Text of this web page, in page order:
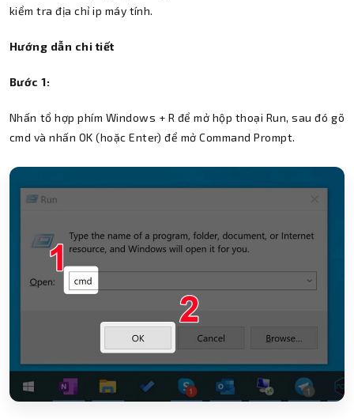
kiểm tra địa chỉ ip máy tính.
Hướng dẫn chi tiết
Bước 1:
Nhấn tổ hợp phím Windows + R để mở hộp thoại Run, sau đó gõ
cmd và nhấn OK (hoặc Enter) để mở Command Prompt.